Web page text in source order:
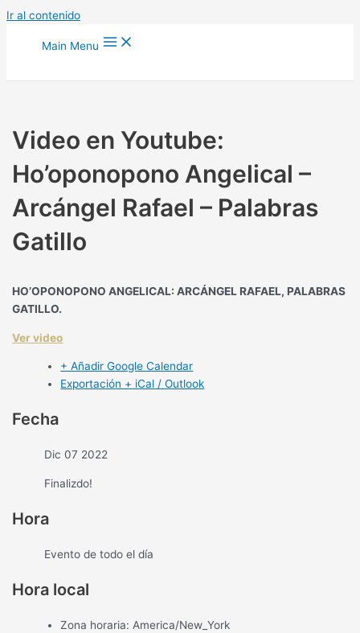
Ir al contenido
Main Menu
Video en Youtube:
Ho’oponopono Angelical –
Arcángel Rafael – Palabras
Gatillo
HO’OPONOPONO ANGELICAL: ARCÁNGEL RAFAEL, PALABRAS
GATILLO.
Ver video
+ Añadir Google Calendar
Exportación + iCal / Outlook
Fecha
Dic 07 2022
Finalizdo!
Hora
Evento de todo el día
Hora local
Zona horaria: America/New_York